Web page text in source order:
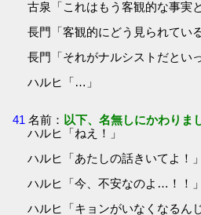
古泉「これはもう客観的な事実
長門「客観的にどう見られてい
長門「それがナルシストだとい
ハルヒ「…」
41 名前： 以下、名無しにかわりま
ハルヒ「ねえ！」
ハルヒ「あたしの話きいてよ！」
ハルヒ「今、不安なのよ…！！」
ハルヒ「キョンがいなくなるん